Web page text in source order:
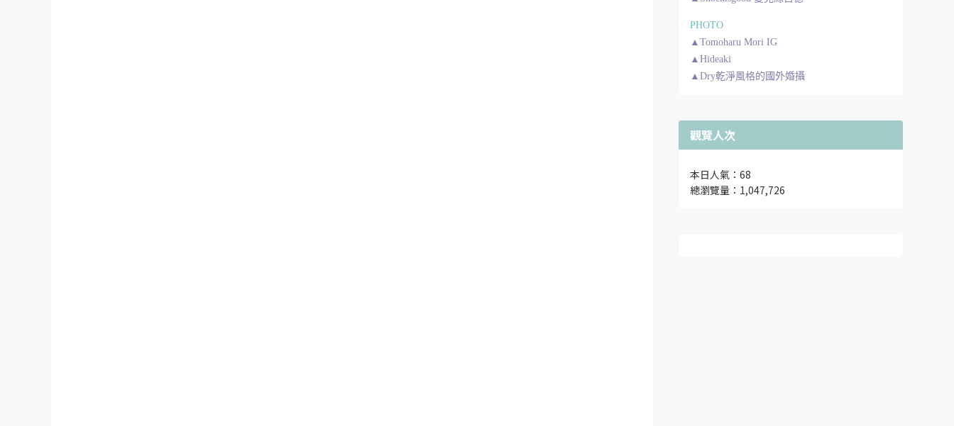
PHOTO
▲Tomoharu Mori IG
▲Hideaki
▲Dry乾淨風格的國外婚攝
觀覽人次
本日人氣：68
總瀏覽量：1,047,726